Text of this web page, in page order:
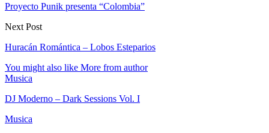
Proyecto Punik presenta “Colombia”
Next Post
Huracán Romántica – Lobos Esteparios
You might also like More from author
Musica
DJ Moderno – Dark Sessions Vol. I
Musica